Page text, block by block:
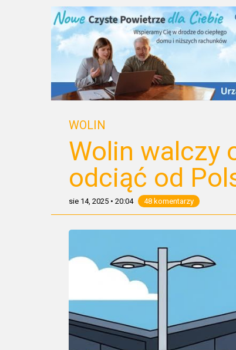
WOLIN
Wolin walczy
odciąć od
sie 14, 2025 • 20:04 48 komentarzy